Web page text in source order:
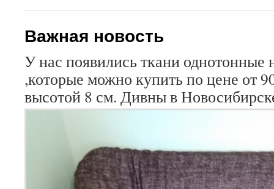
Важная новость
У нас появились ткани однотонные
,которые можно купить по цене от
высотой 8 см. Дивны в